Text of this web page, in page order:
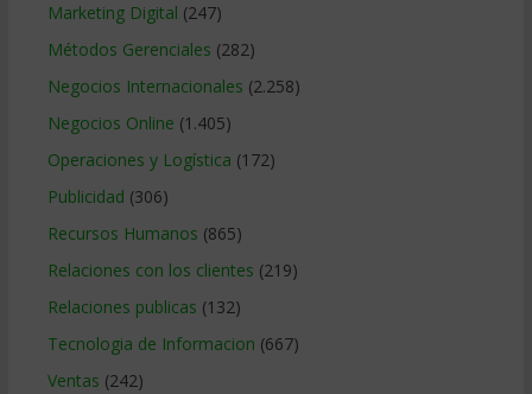
Marketing Digital (247)
Métodos Gerenciales (282)
Negocios Internacionales (2.258)
Negocios Online (1.405)
Operaciones y Logística (172)
Publicidad (306)
Recursos Humanos (865)
Relaciones con los clientes (219)
Relaciones publicas (132)
Tecnologia de Informacion (667)
Ventas (242)